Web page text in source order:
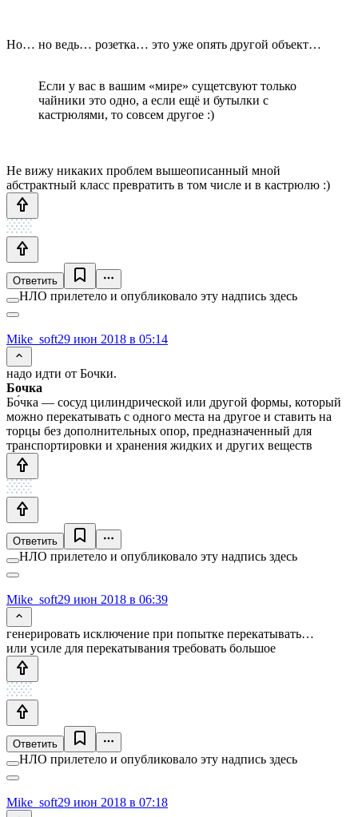
Но… но ведь… розетка… это уже опять другой объект…
Если у вас в вашим «мире» сущетсвуют только
чайники это одно, а если ещё и бутылки с
кастрюлями, то совсем другое :)
Не вижу никаких проблем вышеописанный мной
абстрактный класс превратить в том числе и в кастрюлю :)
Ответить
НЛО прилетело и опубликовало эту надпись здесь
Mike_soft29 июн 2018 в 05:14
надо идти от Бочки.
Бочка
Бо́чка — сосуд цилиндрической или другой формы, который
можно перекатывать с одного места на другое и ставить на
торцы без дополнительных опор, предназначенный для
транспортировки и хранения жидких и других веществ
Ответить
НЛО прилетело и опубликовало эту надпись здесь
Mike_soft29 июн 2018 в 06:39
генерировать исключение при попытке перекатывать…
или усиле для перекатывания требовать большое
Ответить
НЛО прилетело и опубликовало эту надпись здесь
Mike_soft29 июн 2018 в 07:18